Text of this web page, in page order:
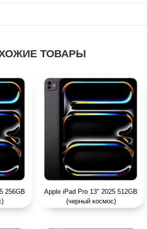
ТОВАРЫ
256GB
Apple iPad Pro 13" 2025 512GB
(черный космос)